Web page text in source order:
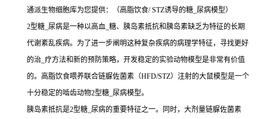
通派生物细胞库为您提供：（高脂饮食/ STZ诱导的糖_尿病模型）
2型糖_尿病是一种以高血_糖、胰岛素抵抗和胰岛素缺乏为特征的长期
代谢紊乱疾病。为了进一步阐明这种复杂疾病的病理学特征，寻找更好
的治_疗方法和新的预防策略，开发稳定的实验动物模型是非常有价值
的。高脂饮食喂养联合链脲佐菌素（HFD/STZ）注射的大鼠模型是一个
十分稳定的啮齿动物2型糖_尿病模型。
胰岛素抵抗是2型糖_尿病的重要特征之一。同时，大剂量链脲佐菌素